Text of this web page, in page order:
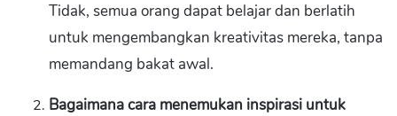
Tidak, semua orang dapat belajar dan berlatih
untuk mengembangkan kreativitas mereka, tanpa
memandang bakat awal.
Bagaimana cara menemukan inspirasi untuk